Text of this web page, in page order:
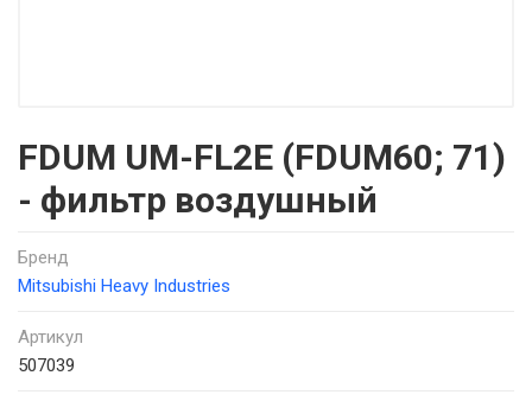
FDUM UM-FL2E (FDUM60; 71)
- фильтр воздушный
Бренд
Mitsubishi Heavy Industries
Артикул
507039